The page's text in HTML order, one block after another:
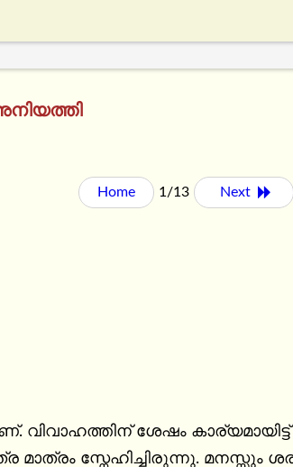
Home 1/13 Next
വിവാഹത്തിന് ശേഷം
സ്നേഹിച്ചിരുന്നു. മനസ്സും